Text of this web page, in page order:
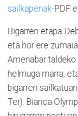
sailkapenak-PDF
Bigarren etapa
eta hor ere
Amenabar
helmuga marra,
bigarren
Ter). Bianca